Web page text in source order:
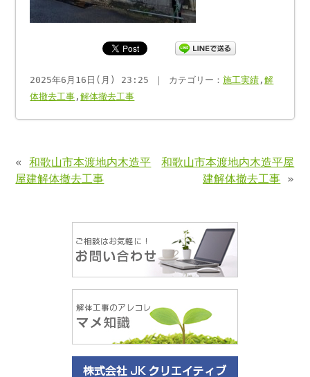
2025年6月16日(月) 23:25 ｜ カテゴリー：施工実績 ,解
体撤去工事 ,解体撤去工事
«和歌山市本渡地内木造平
屋建解体撤去工事
和歌山市本渡地内木造平屋
建解体撤去工事 »